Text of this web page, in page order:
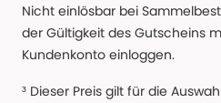
Nicht einlösbar bei
der Gültigkeit des Gutscheins
Kundenkonto einloggen.
³ Dieser Preis gilt für die